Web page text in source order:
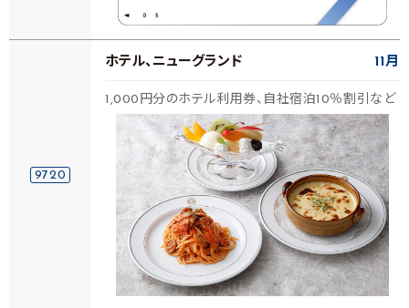
9720
ホテル、ニューグランド 11月
1,000円分のホテル利用券、自社宿泊10％割引など